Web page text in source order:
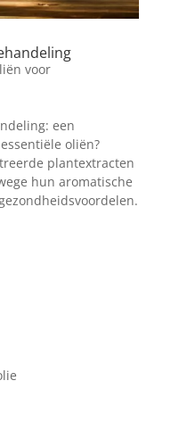
voor
een
oliën?
plantextracten
hun aromatische